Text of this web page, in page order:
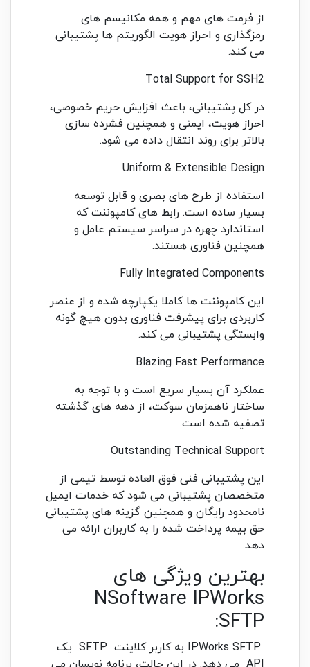
از فرمت های مهم و همه مکانیسم های
رمزگذاری و احراز هویت الگوریتم ها پشتیبانی
می کند.
Total Support for SSH2
در کل پشتیبانی، باعث افزایش حریم خصوصی،
احراز هویت، ایمنی و همچنین فشرده سازی
بالاتر برای روند انتقال داده می شود.
Uniform & Extensible Design
استفاده از طرح های بصری و قابل توسعه
بسیار ساده است. رابط های کامپوننت که
استاندارد چهره در سراسر سیستم عامل و
همچنین فناوری هستند.
Fully Integrated Components
این کامپوننت ها کاملا یکپارچه شده و از عنصر
کاربردی برای پیشرفت فناوری بدون هیچ گونه
وابستگی پشتیبانی می کند.
Blazing Fast Performance
عملکرد آن بسیار سریع است و با توجه به
ساختار ناهمزمان سوکت، از دهه های گذشته
تصفیه شده است.
Outstanding Technical Support
این پشتیبانی فنی فوق العاده توسط تیمی از
متخصصان پشتیبانی می شود که خدمات ایمیل
نامحدود رایگان و همچنین گزینه های پشتیبانی
حق بیمه پرداخت شده را به کاربران ارائه می
دهد.
بهترین ویژگی های
NSoftware IPWorks
SFTP:
IPWorks SFTP به کاربر کلاینت SFTP یک